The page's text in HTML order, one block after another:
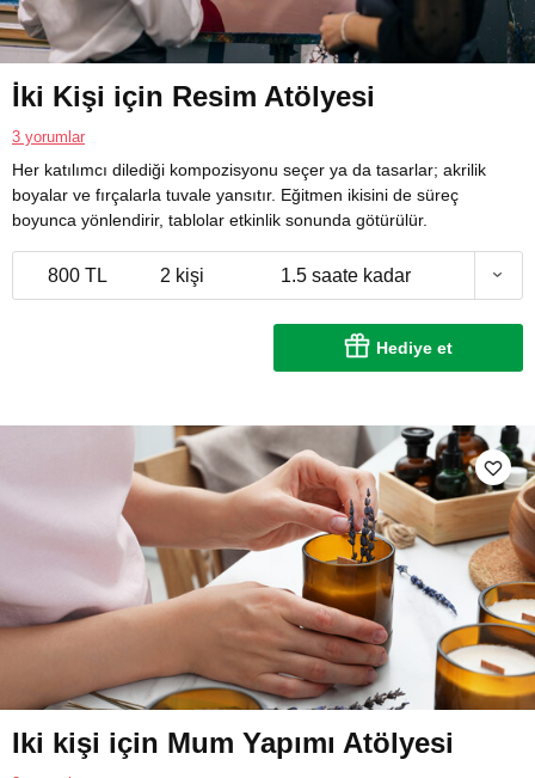
İki Kişi için Resim Atölyesi
3 yorumlar
Her katılımcı dilediği kompozisyonu seçer ya da tasarlar; akrilik
boyalar ve fırçalarla tuvale yansıtır. Eğitmen ikisini de süreç
boyunca yönlendirir, tablolar etkinlik sonunda götürülür.
800 TL 2 kişi 1.5 saate kadar
Hediye et
Iki kişi için Mum Yapımı Atölyesi